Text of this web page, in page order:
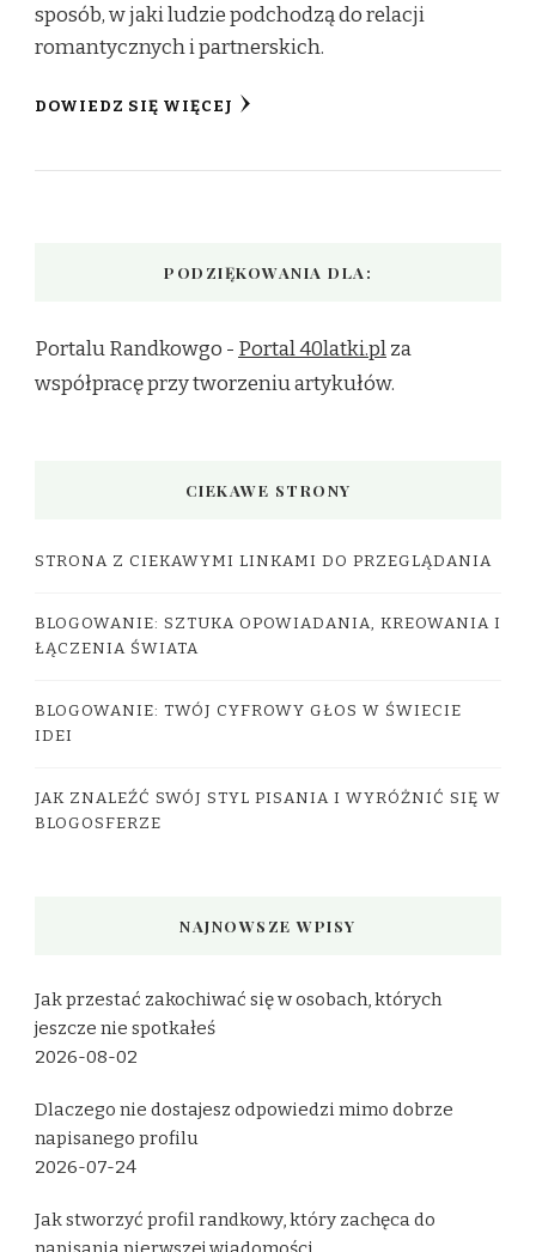
sposób, w jaki ludzie podchodzą do relacji
romantycznych i partnerskich.
DOWIEDZ SIĘ WIĘCEJ
PODZIĘKOWANIA DLA:
Portalu Randkowgo - Portal 40latki.plza
współpracę przy tworzeniu artykułów.
CIEKAWE STRONY
STRONA Z CIEKAWYMI LINKAMI DO PRZEGLĄDANIA
BLOGOWANIE: SZTUKA OPOWIADANIA, KREOWANIA I
ŁĄCZENIA ŚWIATA
BLOGOWANIE: TWÓJ CYFROWY GŁOS W ŚWIECIE
IDEI
JAK ZNALEŹĆ SWÓJ STYL PISANIA I WYRÓŻNIĆ SIĘ W
BLOGOSFERZE
NAJNOWSZE WPISY
Jak przestać zakochiwać się w osobach, których
jeszcze nie spotkałeś
2026-08-02
Dlaczego nie dostajesz odpowiedzi mimo dobrze
napisanego profilu
2026-07-24
Jak stworzyć profil randkowy, który zachęca do